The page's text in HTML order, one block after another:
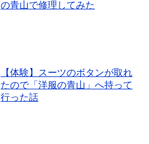
の青山で修理してみた
【体験】スーツのボタンが取れ
たので「洋服の青山」へ持って
行った話